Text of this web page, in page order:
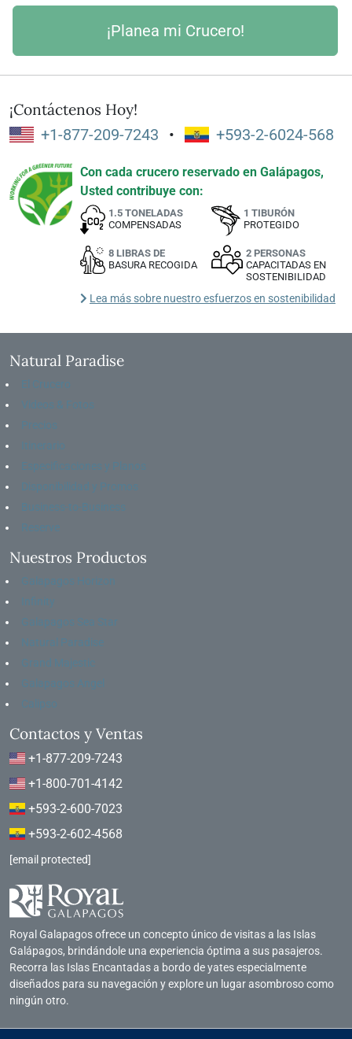
¡Contáctenos Hoy!
+1-877-209-7243
• +593-2-6024-568
Con cada crucero reservado en Galápagos,
Usted contribuye con:
1.5 TONELADAS
COMPENSADAS
1 TIBURÓN
PROTEGIDO
8 LIBRAS DE
BASURA RECOGIDA
2 PERSONAS
CAPACITADAS EN
SOSTENIBILIDAD
Lea más sobre nuestro esfuerzos en sostenibilidad
Natural Paradise
El Crucero
Videos & Fotos
Precios
Itinerario
Especificaciones y Planos
Disponibilidad y Promos
Business-to-Business
Reserve
Nuestros Productos
Galapagos Horizon
Infinity
Galapagos Sea Star
Natural Paradise
Grand Majestic
Galapagos Angel
Calipso
Contactos y Ventas
+1-877-209-7243
+1-800-701-4142
+593-2-600-7023
+593-2-602-4568
[email protected]
Royal Galapagos ofrece un concepto único de visitas a las Islas
Galápagos, brindándole una experiencia óptima a sus pasajeros.
Recorra las Islas Encantadas a bordo de yates especialmente
diseñados para su navegación y explore un lugar asombroso como
ningún otro.